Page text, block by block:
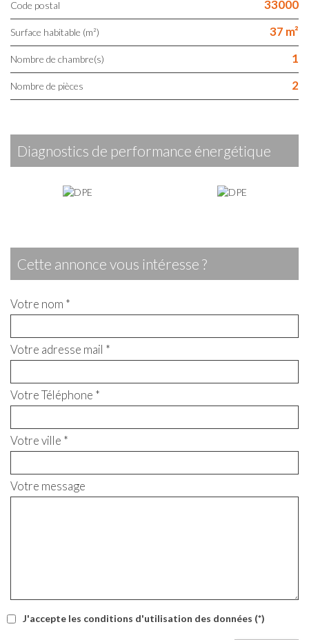
Code postal 33000
Surface habitable (m²) 37 m²
Nombre de chambre(s) 1
Nombre de pièces 2
diagnostics de performance énergétique
cette annonce vous intéresse ?
Votre nom *
Votre adresse mail *
Votre Téléphone *
Votre ville *
Votre message
J'accepte les conditions d'utilisation des données (*)